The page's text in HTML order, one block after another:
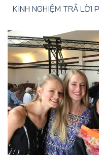
KINH NGHIỆM TRẢ LỜI